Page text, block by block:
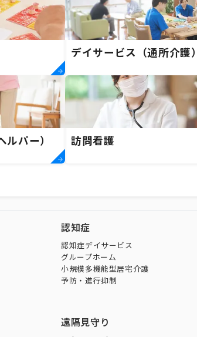
デイサービス（通所介護）
ルパー） 訪問看護
認知症
認知症デイサービス
グループホーム
小規模多機能型居宅介護
予防・進行抑制
遠隔見守り